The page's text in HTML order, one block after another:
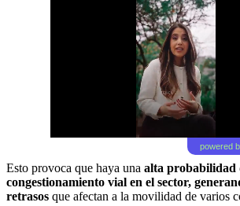
powered
Esto provoca que haya una alta probabilidad
congestionamiento vial en el sector,
retrasos que afectan a la movilidad de varios